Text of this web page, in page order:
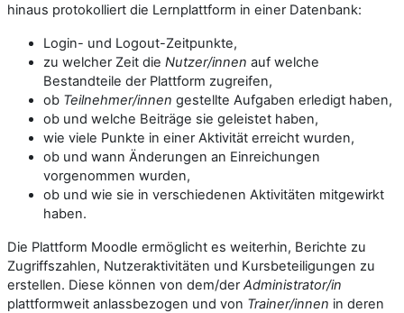
hinaus protokolliert die Lernplattform in einer Datenbank:
Login- und Logout-Zeitpunkte,
zu welcher Zeit die Nutzer/innen auf welche
Bestandteile der Plattform zugreifen,
ob Teilnehmer/innen gestellte Aufgaben erledigt haben,
ob und welche Beiträge sie geleistet haben,
wie viele Punkte in einer Aktivität erreicht wurden,
ob und wann Änderungen an Einreichungen
vorgenommen wurden,
ob und wie sie in verschiedenen Aktivitäten mitgewirkt
haben.
Die Plattform Moodle ermöglicht es weiterhin, Berichte zu
Zugriffszahlen, Nutzeraktivitäten und Kursbeteiligungen zu
erstellen. Diese können von dem/derAdministrator/in
plattformweit anlassbezogen und von Trainer/innen in deren